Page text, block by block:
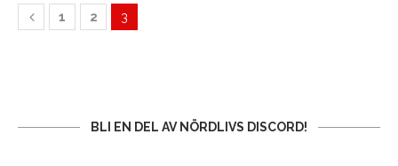
1 2 3
BLI EN DEL AV NÖRDLIVS DISCORD!